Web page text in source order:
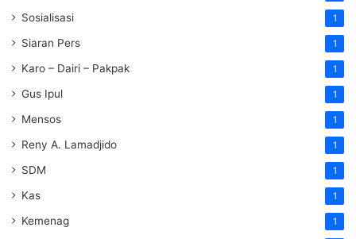
Sosialisasi 1
Siaran Pers 1
Karo – Dairi – Pakpak 1
Gus Ipul 1
Mensos 1
Reny A. Lamadjido 1
SDM 1
Kas 1
Kemenag 1